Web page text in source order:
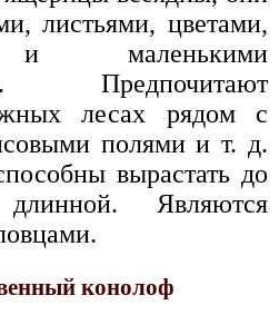
листьями, цветами,
и маленькими
Предпочитают
лесах рядом с
полями и т. д.
вырастать до
Являются
конолоф